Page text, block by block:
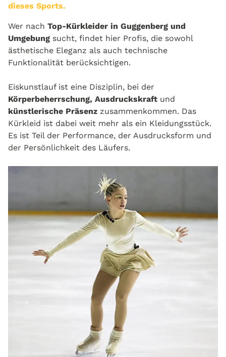
dieses Sports.
Wer nach Top-Kürkleider in Guggenberg und
Umgebung sucht, findet hier Profis, die sowohl
ästhetische Eleganz als auch technische
Funktionalität berücksichtigen.
Eiskunstlauf ist eine Disziplin, bei der
Körperbeherrschung, Ausdruckskraft und
künstlerische Präsenz zusammenkommen. Das
Kürkleid ist dabei weit mehr als ein Kleidungsstück.
Es ist Teil der Performance, der Ausdrucksform und
der Persönlichkeit des Läufers.